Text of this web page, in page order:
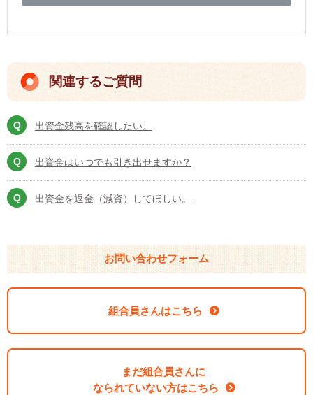
関連するご質問
出資金残高を確認したい。
出資金はいつでも引き出せますか？
出資金を返金（減資）してほしい。
お問い合わせフォーム
組合員さんはこちら
まだ組合員さんに
なられていない方はこちら